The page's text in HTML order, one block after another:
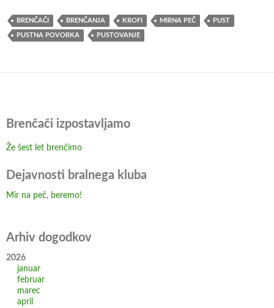
BRENČAČI BRENČANJA KROFI MIRNA PEČ PUST
PUSTNA POVORKA PUSTOVANJE
Brenčači izpostavljamo
Že šest let brenčimo
Dejavnosti bralnega kluba
Mir na peč, beremo!
Arhiv dogodkov
2026
januar
februar
marec
april